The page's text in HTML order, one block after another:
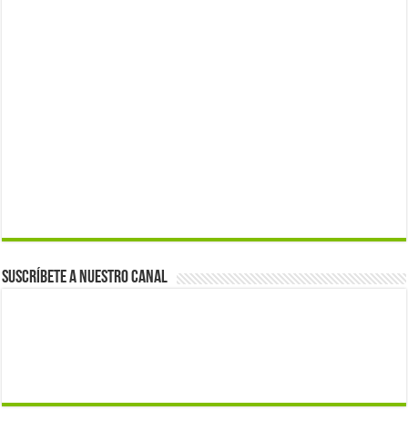
Suscríbete a nuestro canal